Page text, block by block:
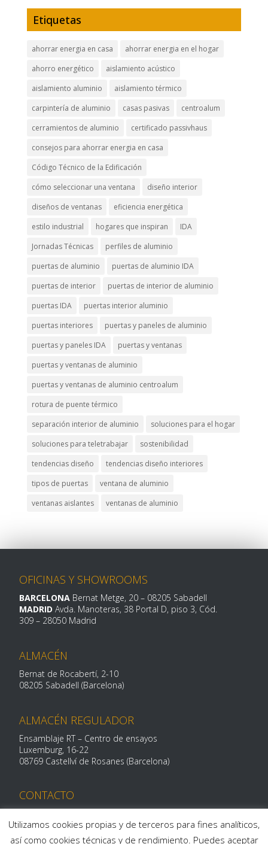
Etiquetas
ahorrar energia en casa
ahorrar energia en el hogar
ahorro energético
aislamiento acústico
aislamiento aluminio
aislamiento térmico
carpintería de aluminio
casas pasivas
centroalum
cerramientos de aluminio
certificado passivhaus
consejos para ahorrar energia en casa
Código Técnico de la Edificación
cómo seleccionar una ventana
diseño interior
diseños de ventanas
eficiencia energética
estilo industrial
hogares que inspiran
IDA
Jornadas Técnicas
perfiles de aluminio
puertas de aluminio
puertas de aluminio IDA
puertas de interior
puertas de interior de aluminio
puertas IDA
puertas interior aluminio
puertas interiores
puertas y paneles de aluminio
puertas y paneles IDA
puertas y ventanas
puertas y ventanas de aluminio
puertas y ventanas de aluminio centroalum
rotura de puente térmico
separación interior de aluminio
soluciones para el hogar
soluciones para teletrabajar
sostenibilidad
tendencias diseño
tendencias diseño interiores
tipos de puertas
ventana de aluminio
ventanas aislantes
ventanas de aluminio
OFICINAS Y SHOWROOMS
BARCELONA Bernat Metge, 20– 08205 Sabadell
MADRID Avda. Manoteras, 38 Portal D, piso 3, Cód.
309 – 28050 Madrid
ALMACÉN
Bernat de Rocabertí, 2-10
08205 Sabadell (Barcelona)
ALMACÉN REGULADOR
Ensamblaje RT – Centro de ensayos
Luxemburg, 16-22
08769 Castellví de Rosanes (Barcelona)
CONTACTO
Telf: 93 712 29 11
centroalum@centroalum.com
Utilizamos cookies propias y de terceros para fines analíticos,
así como cookies técnicas y de rendimiento. Puedes aceptar